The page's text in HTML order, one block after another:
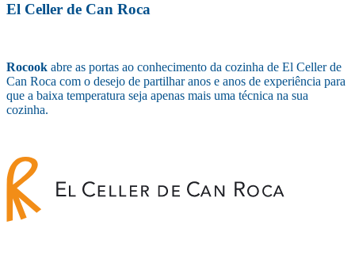
El Celler de Can Roca
Rocook abre as portas ao conhecimento da cozinha de El Celler de
Can Roca com o desejo de partilhar anos e anos de experiência para
que a baixa temperatura seja apenas mais uma técnica na sua
cozinha.